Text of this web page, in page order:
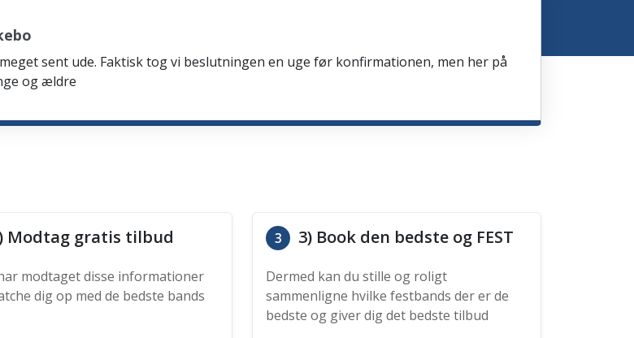
sent ude. Faktisk tog vi beslutningen en uge før konfirmationen, men her på
og ældre
Modtag gratis tilbud
modtaget disse informationer
dig op med de bedste bands
3 3) Book den bedste og FEST
Dermed kan du stille og roligt
sammenligne hvilke festbands der er de
bedste og giver dig det bedste tilbud